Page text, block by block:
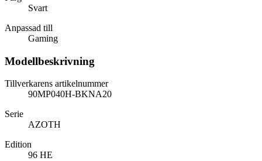
Svart
Anpassad till
Gaming
Modellbeskrivning
Tillverkarens artikelnummer
90MP040H-BKNA20
Serie
AZOTH
Edition
96 HE